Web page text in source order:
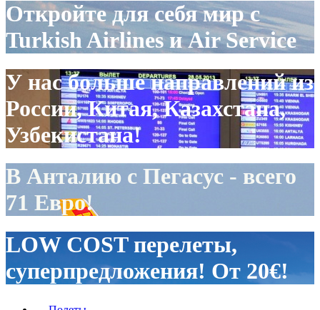
Откройте для себя мир с
Turkish Airlines и Air Service
У нас больше направлений из
России, Китая, Казахстана,
Узбекистана!
В Анталию с Пегасус - всего
71 Евро!
LOW COST перелеты,
суперпредложения! От 20€!